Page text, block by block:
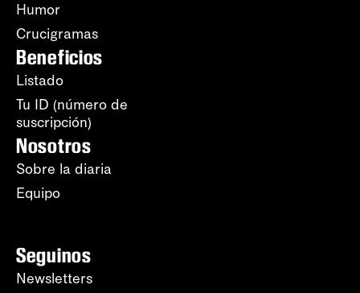
Humor
Crucigramas
Beneficios
Listado
Tu ID (número de
suscripción)
Nosotros
Sobre la diaria
Equipo
Seguinos
Newsletters